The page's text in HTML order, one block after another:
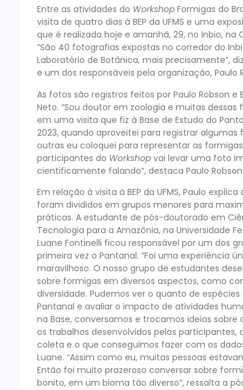
Entre as atividades do Workshop Formigas do
visita de quatro dias à BEP da UFMS e uma
que é realizada hoje e amanhã, 29, no Inbio, na
“São 40 fotografias expostas no corredor do
Laboratório de Botânica, mais precisamente”,
e um dos responsáveis pela organização, Paulo
As fotos são registros feitos por Paulo Robson e
Neto. “Sou doutor em zoologia e muitas
em uma visita que fiz à Base de Estudo do
2023, quando aproveitei para registrar
outras eu coloquei para representar as
participantes do Workshop vai levar uma foto
cientificamente falando”, destaca Paulo Robson.
Em relação à visita à BEP da UFMS, Paulo
foram divididos em grupos menores para
práticas. A estudante de pós-doutorado em
Tecnologia para a Amazônia, na Universidade
Luane Fontinelli ficou responsável por um dos
primeira vez o Pantanal. “Foi uma experiência
maravilhoso. O nosso grupo de estudantes
sobre formigas em diversos aspectos, como
diversidade. Pudemos ver o quanto de
Pantanal e avaliar o impacto de atividades
na Base, conversamos e trocamos ideias sobre
os trabalhos desenvolvidos pelos participantes,
coleta e o que conseguimos fazer com os
Luane. “Assim como eu, muitas pessoas
Então foi muito prazeroso conversar sobre
bonito, em um bioma tão diverso”, ressalta a